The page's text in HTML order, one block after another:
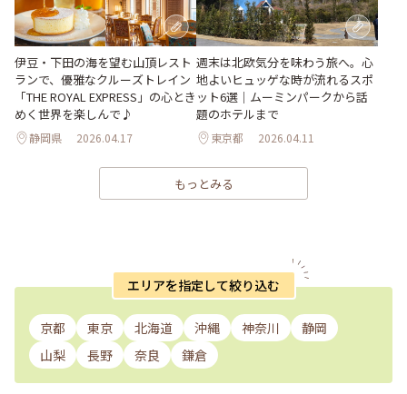
伊豆・下田の海を望む山頂レスト
ランで、優雅なクルーズトレイン
「THE ROYAL EXPRESS」の心とき
めく世界を楽しんで♪
静岡県 2026.04.17
週末は北欧気分を味わう旅へ。心
地よいヒュッゲな時が流れるスポ
ット6選｜ムーミンパークから話
題のホテルまで
東京都 2026.04.11
もっとみる
エリアを指定して絞り込む
京都 東京 北海道 沖縄 神奈川
静岡
山梨
長野 奈良 鎌倉